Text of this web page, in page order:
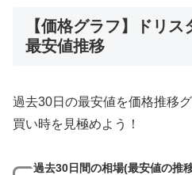
【価格グラフ】ドリス
最安値推移
過去30日の最安値を価格推移
買い時を見極めよう！
過去30日間の相場(最安値の推